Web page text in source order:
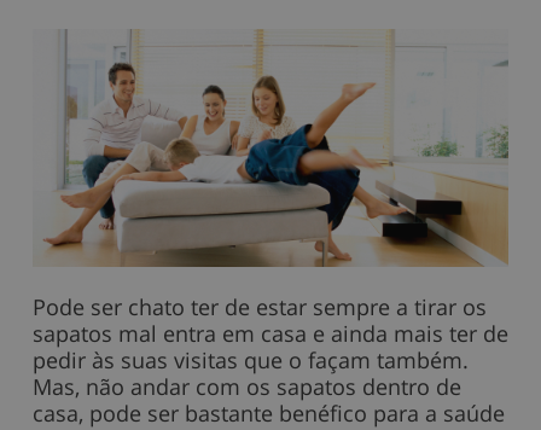
Pode ser chato ter de estar sempre a tirar os
sapatos mal entra em casa e ainda mais ter de
pedir às suas visitas que o façam também.
Mas, não andar com os sapatos dentro de
casa, pode ser bastante benéfico para a saúde